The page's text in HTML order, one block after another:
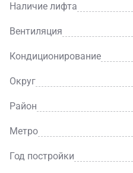
Наличие лифта
Вентиляция
Кондиционирование
Округ
Район
Метро
Год постройки